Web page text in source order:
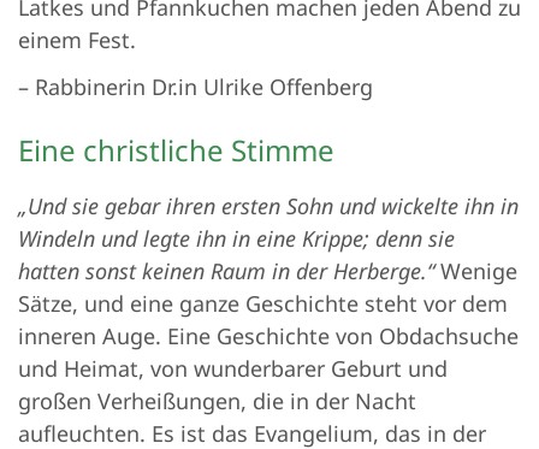
Latkes und Pfannkuchen machen jeden Abend zu
einem Fest.
– Rabbinerin Dr.in Ulrike Offenberg
Eine christliche Stimme
„Und sie gebar ihren ersten Sohn und wickelte ihn in
Windeln und legte ihn in eine Krippe; denn sie
hatten sonst keinen Raum in der Herberge.“Wenige
Sätze, und eine ganze Geschichte steht vor dem
inneren Auge. Eine Geschichte von Obdachsuche
und Heimat, von wunderbarer Geburt und
großen Verheißungen, die in der Nacht
aufleuchten. Es ist das Evangelium, das in der